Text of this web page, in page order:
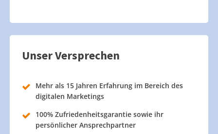
Unser Versprechen
Mehr als 15 Jahren Erfahrung im Bereich des
digitalen Marketings
100% Zufriedenheitsgarantie sowie ihr
persönlicher Ansprechpartner